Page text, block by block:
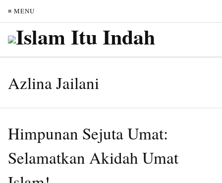
≡ MENU
Azlina Jailani
Himpunan Sejuta Umat:
Selamatkan Akidah Umat